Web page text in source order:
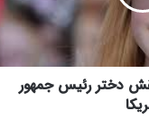
دختر رئیس جمهور